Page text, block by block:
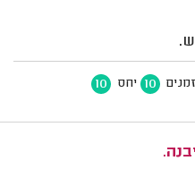
זמנים 10 יחס 10